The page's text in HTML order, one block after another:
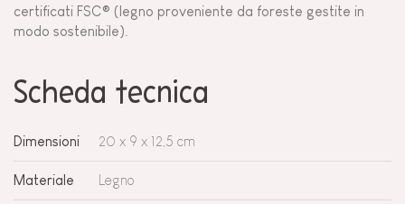
certificati FSC® (legno proveniente da foreste gestite in
modo sostenibile).
Scheda tecnica
Dimensioni 20 x 9 x 12,5 cm
Materiale Legno